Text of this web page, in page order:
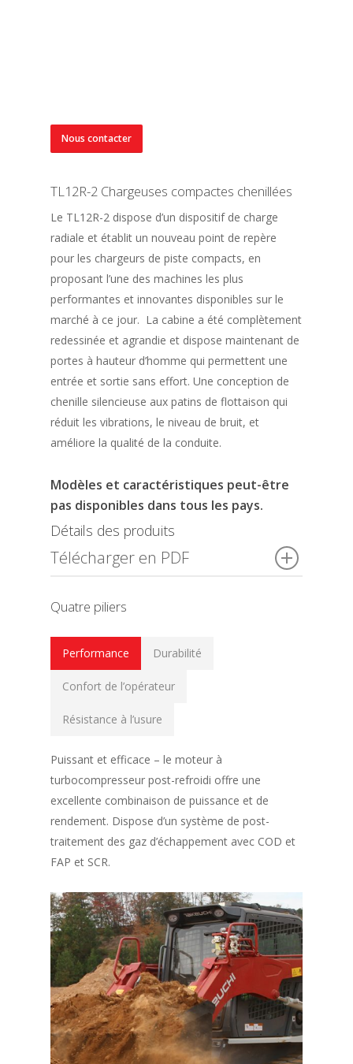
Nous contacter
TL12R-2 Chargeuses compactes chenillées
Le TL12R-2 dispose d’un dispositif de charge
radiale et établit un nouveau point de repère
pour les chargeurs de piste compacts, en
proposant l’une des machines les plus
performantes et innovantes disponibles sur le
marché à ce jour. La cabine a été complètement
redessinée et agrandie et dispose maintenant de
portes à hauteur d’homme qui permettent une
entrée et sortie sans effort. Une conception de
chenille silencieuse aux patins de flottaison qui
réduit les vibrations, le niveau de bruit, et
améliore la qualité de la conduite.
Modèles et caractéristiques peut-être
pas disponibles dans tous les pays.
Détails des produits
Télécharger en PDF
Quatre piliers
Performance Durabilité
Confort de l’opérateur
Résistance à l’usure
Puissant et efficace – le moteur à
turbocompresseur post-refroidi offre une
excellente combinaison de puissance et de
rendement. Dispose d’un système de post-
traitement des gaz d’échappement avec COD et
FAP et SCR.